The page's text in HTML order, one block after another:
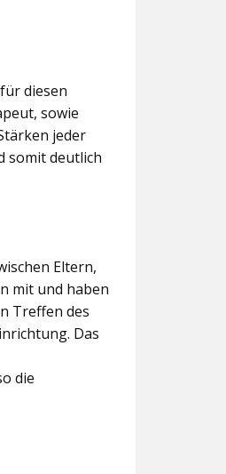
diesen
sowie
jeder
somit deutlich
Eltern,
mit und haben
Treffen des
Das
die